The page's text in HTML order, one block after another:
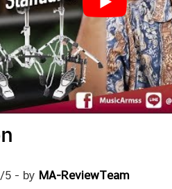
5 - by MA-ReviewTeam